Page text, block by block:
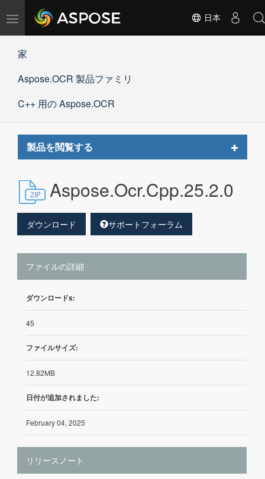
ナ
ー
ョ
の
日本
家
Aspose.OCR 製品ファミリ
C++ 用の Aspose.OCR
製品を閲覧する
Toggle
Aspose.Ocr.Cpp.25.2.0
ダウンロード サポートフォーラム
ファイルの詳細
ダウンロードs:
45
ファイルサイズ:
12.82MB
日付が追加されました:
February 04, 2025
リリースノート